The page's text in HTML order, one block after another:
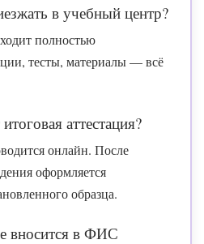
в учебный центр?
полностью
тесты, материалы — всё
аттестация?
онлайн. После
оформляется
образца.
вносится в ФИС